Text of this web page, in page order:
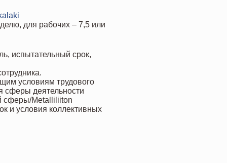
для рабочих – 7,5 или
испытательный срок,
условиям трудового
сферы деятельности
сферы/Metalliliiton
и условия коллективных